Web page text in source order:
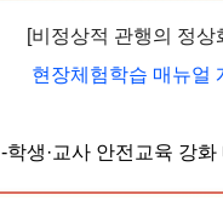
[비정상적 관행의 정상
현장체험학습 매뉴얼
-학생·교사 안전교육 강화